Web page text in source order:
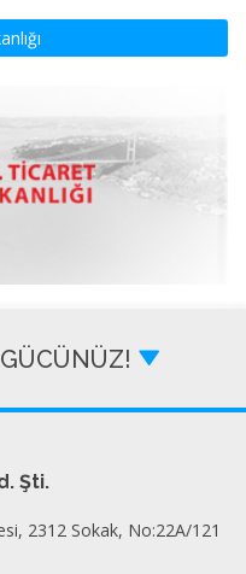
Şti.
2312 Sokak, No:22A/121